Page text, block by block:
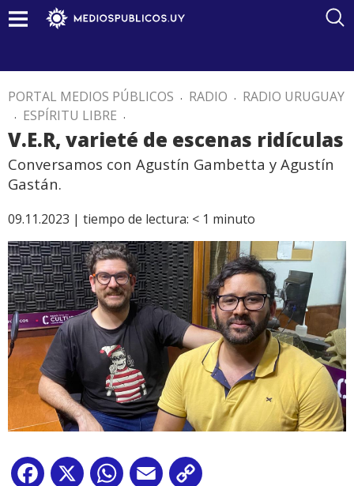
PORTAL MEDIOS PÚBLICOS . RADIO . RADIO URUGUAY
. ESPÍRITU LIBRE .
V.E.R, varieté de escenas ridículas
Conversamos con Agustín Gambetta y Agustín
Gastán.
09.11.2023 | tiempo de lectura: < 1 minuto
Facebook
X WhatsApp
Email